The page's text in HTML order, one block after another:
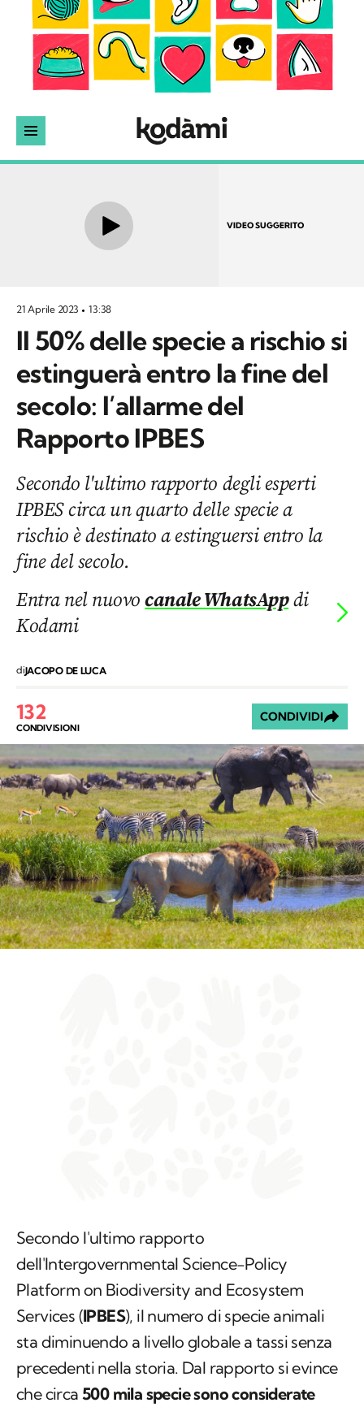
VIDEO SUGGERITO
21 Aprile 2023 13:38
Il 50% delle specie a rischio si
estinguerà entro la fine del
secolo: l’allarme del
Rapporto IPBES
Secondo l'ultimo rapporto degli esperti
IPBES circa un quarto delle specie a
rischio è destinato a estinguersi entro la
fine del secolo.
Entra nel nuovocanale WhatsAppdi
Kodami
diJACOPO DE LUCA
132
CONDIVISIONI
CONDIVIDI
Secondo l'ultimo rapporto
dell'Intergovernmental Science-Policy
Platform on Biodiversity and Ecosystem
Services (IPBES), il numero di specie animali
sta diminuendo a livello globale a tassi senza
precedenti nella storia. Dal rapporto si evince
che circa500 mila specie sono considerate